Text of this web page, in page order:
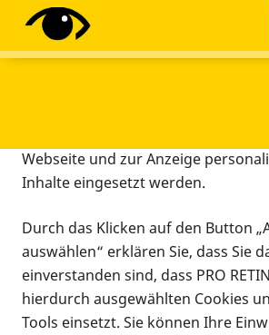
Diese Webseite setzt verschiedene
Tracking-Tools ein. Dies beinhaltet
Webseite und zur Anzeige
Inhalte eingesetzt werden.
Durch das Klicken auf den Button
auswählen“ erklären Sie, dass Sie
einverstanden sind, dass PRO
hierdurch ausgewählten Cookies
Tools einsetzt. Sie können Ihre